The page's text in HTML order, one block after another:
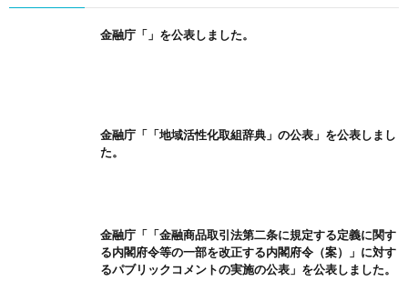
金融庁「」を公表しました。
金融庁「「地域活性化取組辞典」の公表」を公表しまし
た。
金融庁「「金融商品取引法第二条に規定する定義に関す
る内閣府令等の一部を改正する内閣府令（案）」に対す
るパブリックコメントの実施の公表」を公表しました。